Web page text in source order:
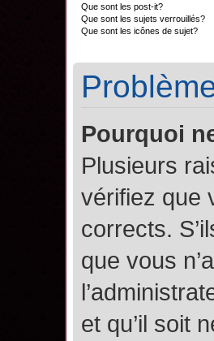
Que sont les post-it?
Que sont les sujets verrouillés?
Que sont les icônes de sujet?
Pourquoi
Plusieurs
vérifiez que
corrects.
que vous
et qu’il soit